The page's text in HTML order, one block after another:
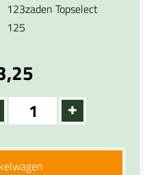
123zaden Topselect
125